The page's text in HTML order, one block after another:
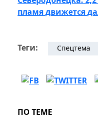
пламя движется
Теги: Спецтема
ПО ТЕМЕ